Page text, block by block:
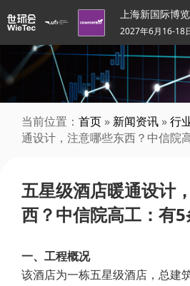
上海新国际博
2027年6月16-18
当前位置： 首页 » 新闻资讯 »行
通设计，注意哪些东西？中信院
五星级酒店暖通设计
西？中信院高工：有
一、工程概况
该酒店为一栋五星级酒店，总建